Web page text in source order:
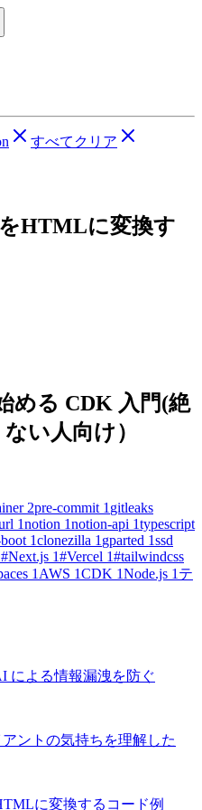
すべてクリア
HTMLに変換す
める CDK 入門(絶
い人向け）
2pre-commit 1 gitleaks
1notion 1notion-api 1typescript
1clonezilla 1 gparted 1ssd
#Next.js 1#Vercel 1#tailwindcss
1 AWS 1CDK 1Node.js 1 テ
による情報漏洩を防ぐ
ントの気持ちを理解した
に変換するコード例